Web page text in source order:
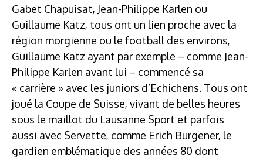
Gabet Chapuisat, Jean-Philippe Karlen ou
Guillaume Katz, tous ont un lien proche avec la
région morgienne ou le football des environs,
Guillaume Katz ayant par exemple – comme Jean-
Philippe Karlen avant lui – commencé sa
« carrière » avec les juniors d’Echichens. Tous ont
joué la Coupe de Suisse, vivant de belles heures
sous le maillot du Lausanne Sport et parfois
aussi avec Servette, comme Erich Burgener, le
gardien emblématique des années 80 dont